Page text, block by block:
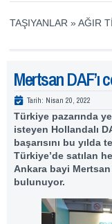
TAŞIYANLAR »AĞIR
Mertsan DAF’ı
Tarih: Nisan 20, 2022
Türkiye pazarında
isteyen Hollandalı
başarısını bu yılda
Türkiye’de satılan
Ankara bayi Mertsan
bulunuyor.